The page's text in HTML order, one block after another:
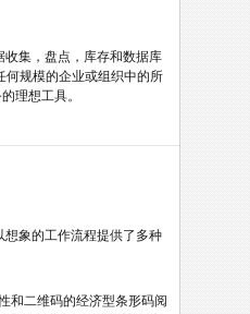
收集，盘点，库存和数据库
何规模的企业或组织中的所
理想工具。
想象的工作流程提供了多种
和二维码的经济型条形码阅